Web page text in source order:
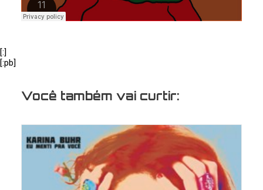
[:]
[:pb]
Você também vai curtir: